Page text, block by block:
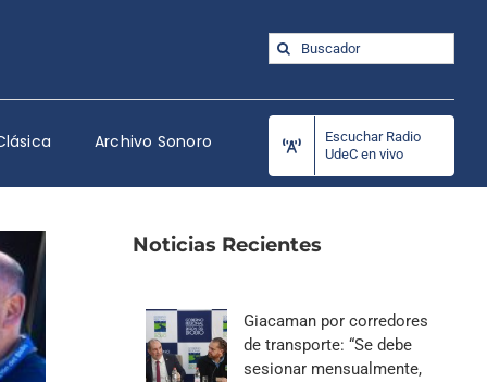
Buscar:
Archivo Sonoro
Escuchar Radio
UdeC en vivo
Noticias Recientes
Giacaman por corredores
de transporte: “Se debe
sesionar mensualmente,